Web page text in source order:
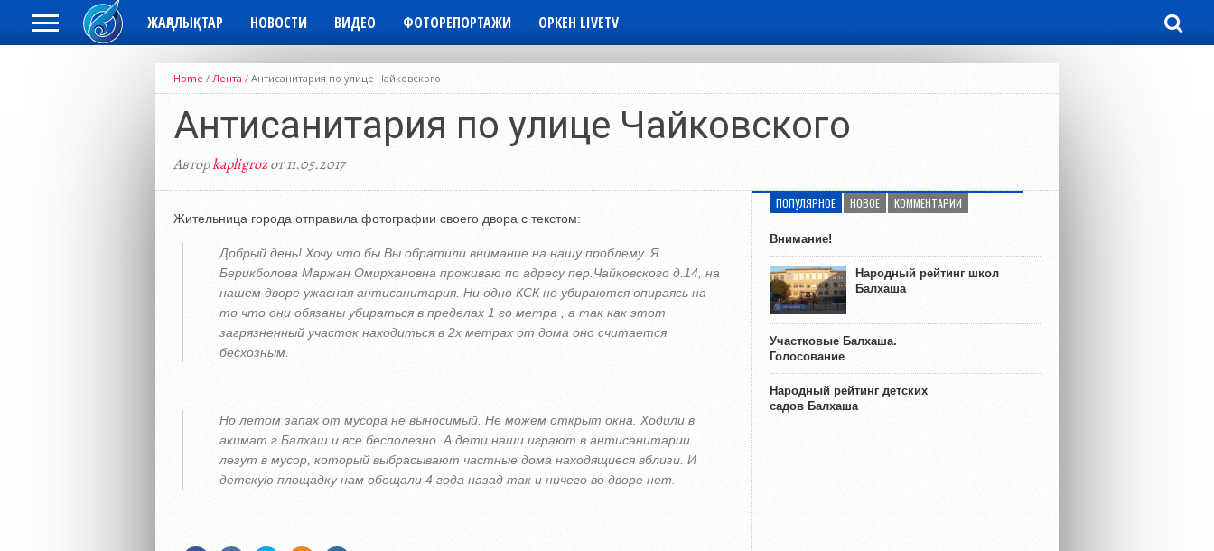
ЖАҢАЛЫҚТАР НОВОСТИ ВИДЕО ФОТОРЕПОРТАЖИ ОРКЕН LIVETV
Home / Лента / Антисанитария по улице Чайковского
Антисанитария по улице Чайковского
Авторkapligrozот 11.05.2017
Жительница города отправила фотографии своего двора с текстом:
Добрый день! Хочу что бы Вы обратили внимание на нашу проблему. Я
Берикболова Маржан Омирхановна проживаю по адресу пер.Чайковского д.14, на
нашем дворе ужасная антисанитария. Ни одно КСК не убираются опираясь на
то что они обязаны убираться в пределах 1 го метра , а так как этот
загрязненный участок находиться в 2х метрах от дома оно считается
бесхозным.
Но летом запах от мусора не выносимый. Не можем открыт окна. Ходили в
акимат г.Балхаш и все бесполезно. А дети наши играют в антисанитарии
лезут в мусор, который выбрасывают частные дома находящиеся вблизи. И
детскую площадку нам обещали 4 года назад так и ничего во дворе нет.
ПОПУЛЯРНОЕ НОВОЕ КОММЕНТАРИИ
Внимание!
Народный рейтинг школ
Балхаша
Участковые Балхаша.
Голосование
Народный рейтинг детских
садов Балхаша